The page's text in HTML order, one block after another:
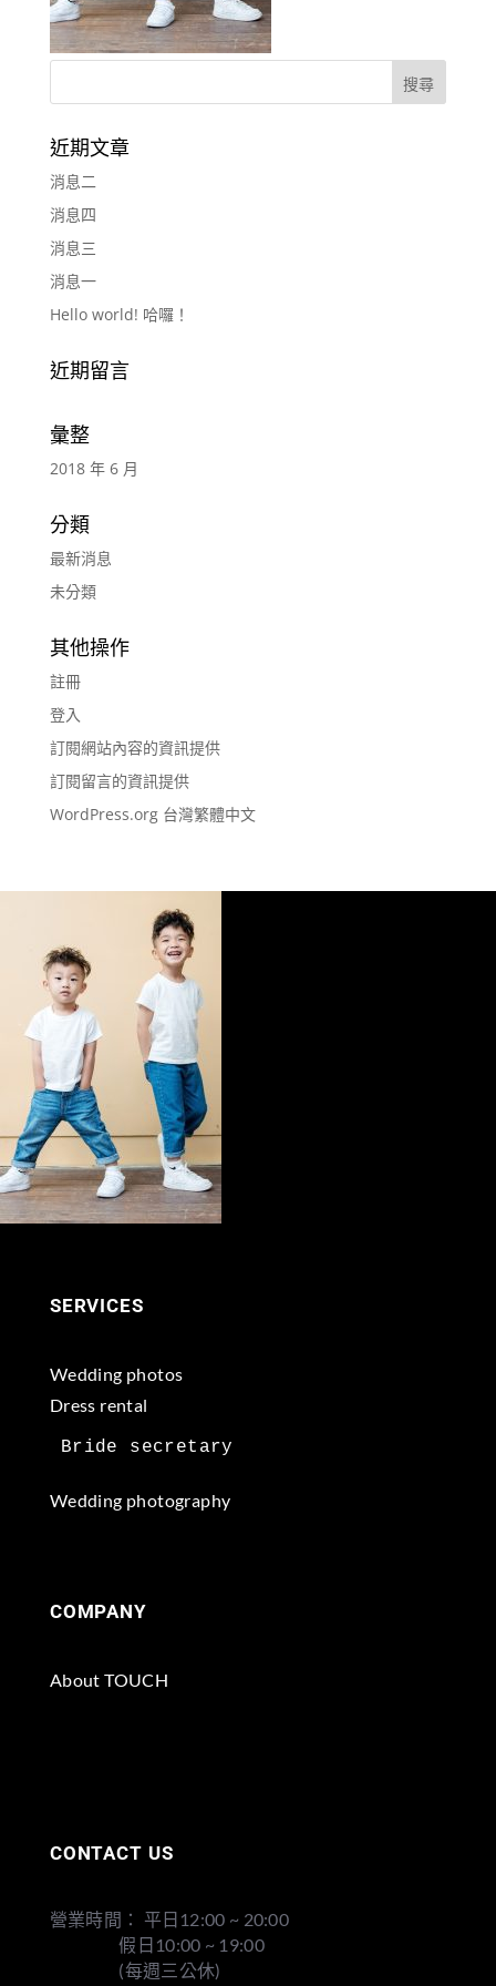
近期文章
消息二
消息四
消息三
消息一
Hello world! 哈囉！
近期留言
彙整
2018 年 6 月
分類
最新消息
未分類
其他操作
註冊
登入
訂閱網站內容的資訊提供
訂閱留言的資訊提供
WordPress.org 台灣繁體中文
SERVICES
Wedding photos
Dress rental
Wedding photography
COMPANY
About TOUCH
CONTACT US
營業時間： 平日12:00 ~ 20:00
假日10:00 ~ 19:00
(每週三公休)